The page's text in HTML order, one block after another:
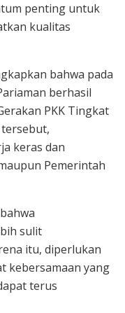
penting untuk
kualitas
bahwa pada
berhasil
PKK Tingkat
keras dan
Pemerintah
sulit
itu, diperlukan
kebersamaan yang
terus